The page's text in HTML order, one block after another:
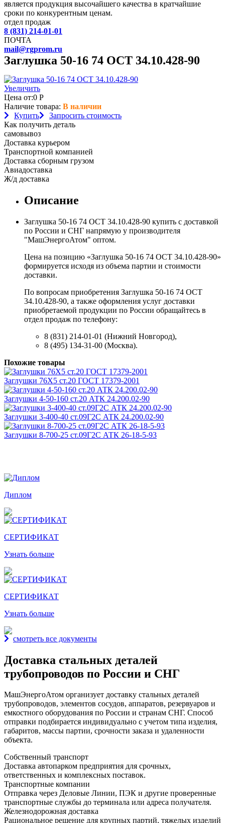
является продукция высочайшего качества в кратчайшие
сроки по конкурентным ценам.
отдел продаж
8 (831) 214-01-01
ПОЧТА
mail@rgprom.ru
Заглушка 50-16 74 ОСТ 34.10.428-90
Увеличить
Цена от:0 Р
Наличие товара: В наличии
Купить
Запросить стоимость
Как получить деталь
самовывоз
Доставка курьером
Транспортной компанией
Доставка сборным грузом
Авиадоставка
Ж/д доставка
Описание
Заглушка 50-16 74 ОСТ 34.10.428-90 купить с доставкой
по России и СНГ напрямую у производителя
"МашЭнергоАтом" оптом.
Цена на позицию «Заглушка 50-16 74 ОСТ 34.10.428-90»
формируется исходя из объема партии и стоимости
доставки.
По вопросам приобретения Заглушка 50-16 74 ОСТ
34.10.428-90, а также оформления услуг доставки
приобретаемой продукции по России обращайтесь в
отдел продаж по телефону:
8 (831) 214-01-01 (Нижний Новгород),
8 (495) 134-31-00 (Москва).
Похожие товары
Заглушки 76Х5 ст.20 ГОСТ 17379-2001
Заглушки 4-50-160 ст.20 АТК 24.200.02-90
Заглушки 3-400-40 ст.09Г2С АТК 24.200.02-90
Заглушки 8-700-25 ст.09Г2С АТК 26-18-5-93
Диплом
СЕРТИФИКАТ
Узнать больше
СЕРТИФИКАТ
Узнать больше
смотреть все документы
Доставка стальных деталей
трубопроводов по России и СНГ
МашЭнергоАтом организует доставку стальных деталей
трубопроводов, элементов сосудов, аппаратов, резервуаров и
емкостного оборудования по России и странам СНГ. Способ
отправки подбирается индивидуально с учетом типа изделия,
габаритов, массы партии, срочности заказа и удаленности
объекта.
Собственный транспорт
Доставка автопарком предприятия для срочных,
ответственных и комплексных поставок.
Транспортные компании
Отправка через Деловые Линии, ПЭК и другие проверенные
транспортные службы до терминала или адреса получателя.
Железнодорожная доставка
Рациональное решение для крупных партий, тяжелых изделий